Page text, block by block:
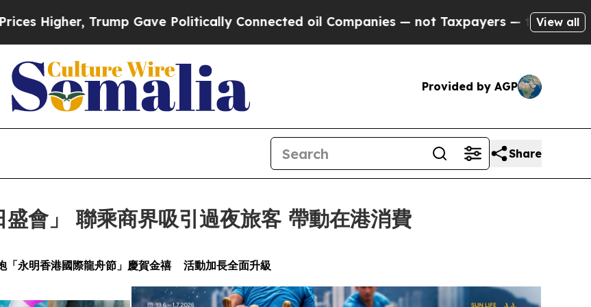
Gave Politically Connected oil Companies — not Taxpayers — the Chance to Cash in on
View all
Provided by AGP
Share
會」 聯乘商界吸引過夜旅客 帶動在港消費
「永明香港國際龍舟節」慶賀金禧 活動加長全面升級